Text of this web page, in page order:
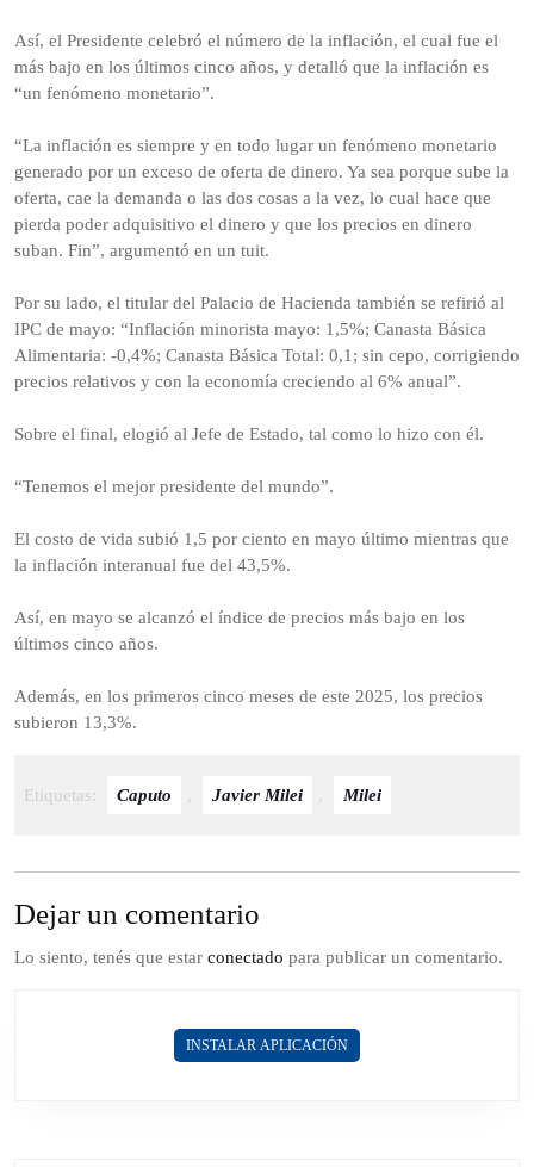
Así, el Presidente celebró el número de la inflación, el cual fue el
más bajo en los últimos cinco años, y detalló que la inflación es
“un fenómeno monetario”.
“La inflación es siempre y en todo lugar un fenómeno monetario
generado por un exceso de oferta de dinero. Ya sea porque sube la
oferta, cae la demanda o las dos cosas a la vez, lo cual hace que
pierda poder adquisitivo el dinero y que los precios en dinero
suban. Fin”, argumentó en un tuit.
Por su lado, el titular del Palacio de Hacienda también se refirió al
IPC de mayo: “Inflación minorista mayo: 1,5%; Canasta Básica
Alimentaria: -0,4%; Canasta Básica Total: 0,1; sin cepo, corrigiendo
precios relativos y con la economía creciendo al 6% anual”.
Sobre el final, elogió al Jefe de Estado, tal como lo hizo con él.
“Tenemos el mejor presidente del mundo”.
El costo de vida subió 1,5 por ciento en mayo último mientras que
la inflación interanual fue del 43,5%.
Así, en mayo se alcanzó el índice de precios más bajo en los
últimos cinco años.
Además, en los primeros cinco meses de este 2025, los precios
subieron 13,3%.
Etiquetas: Caputo , Javier Milei , Milei
Dejar un comentario
Lo siento, tenés que estar conectado para publicar un comentario.
INSTALAR APLICACIÓN